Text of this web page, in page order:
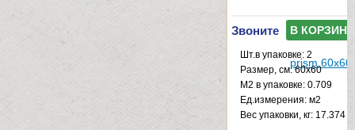
Звоните В КОРЗИНУ
Шт.в упаковке: 2
Размер, см: 60x60
М2 в упаковке: 0.709
Ед.измерения: м2
Веc упаковки, кг: 17.374